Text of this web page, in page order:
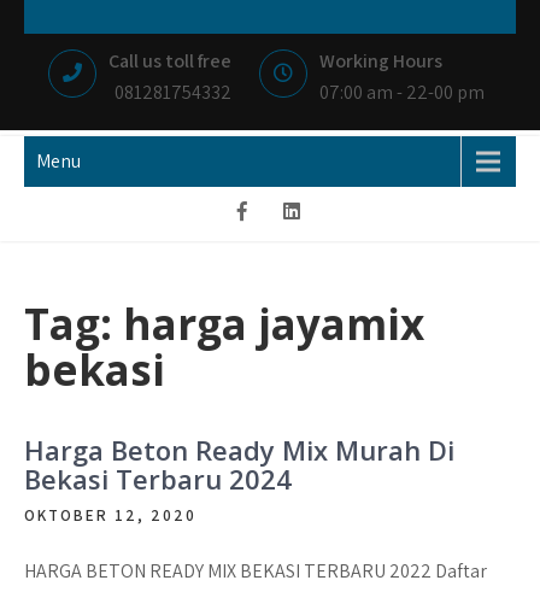
content
NIAGA BETON
MEMBANGUN NEGRI DENGAN IKHLAS HATI
Call us toll free
081281754332
Working Hours
07:00 am - 22-00 pm
Menu
Tag: harga jayamix
bekasi
Harga Beton Ready Mix Murah Di
Bekasi Terbaru 2024
OKTOBER 12, 2020
HARGA BETON READY MIX BEKASI TERBARU 2022 Daftar